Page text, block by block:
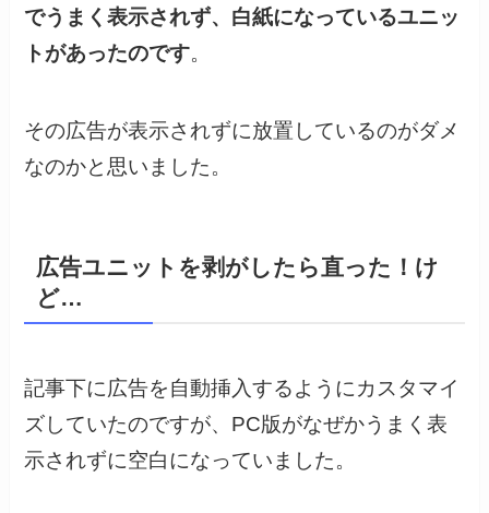
でうまく表示されず、白紙になっているユニッ
トがあったのです。
その広告が表示されずに放置しているのがダメ
なのかと思いました。
広告ユニットを剥がしたら直った！け
ど…
記事下に広告を自動挿入するようにカスタマイ
ズしていたのですが、PC版がなぜかうまく表
示されずに空白になっていました。